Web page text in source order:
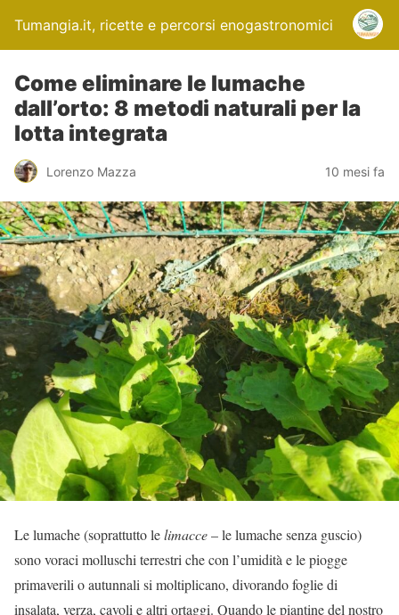
Tumangia.it, ricette e percorsi enogastronomici
Come eliminare le lumache
dall’orto: 8 metodi naturali per la
lotta integrata
Lorenzo Mazza 10 mesi fa
Le lumache (soprattutto lelimacce– le lumache senza guscio)
sono voraci molluschi terrestri che con l’umidità e le piogge
primaverili o autunnali si moltiplicano, divorando foglie di
insalata, verza, cavoli e altri ortaggi. Quando le piantine del nostro